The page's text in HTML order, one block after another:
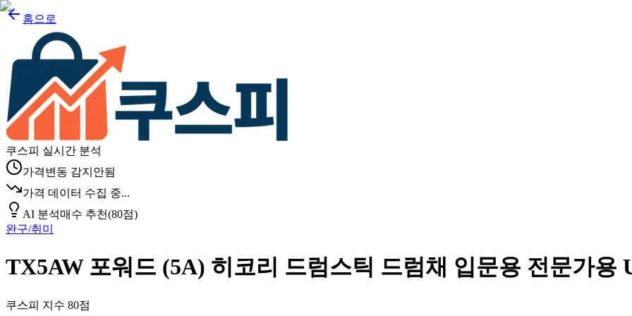
홈으로
쿠스피 실시간 분석
가격변동 감지안됨
가격 데이터 수집 중...
AI 분석매수 추천(80점)
완구/취미
TX5AW 포워드 (5A) 히코리 드럼스틱 드럼채 입문용 전문가용
쿠스피 지수 80점